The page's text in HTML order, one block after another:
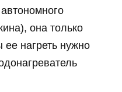
она только
ее нагреть нужно